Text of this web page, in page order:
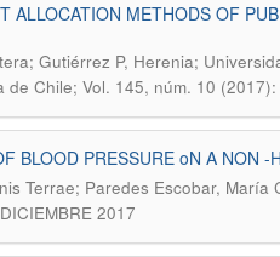
ALLOCATION METHODS OF
Gutiérrez P, Herenia;
de Chile; Vol. 145, núm. 10
BLOOD PRESSURE oN A NON -
Terrae; Paredes Escobar, María
2017